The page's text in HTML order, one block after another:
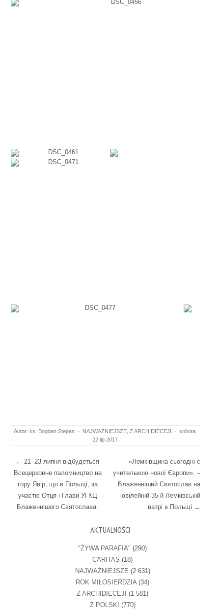
Autor: ks. Bogdan Stepan · NAJWAŻNIEJSZE, Z ARCHIDIECEJI · sobota,
22 lip 2017
Post navigation
← 21–23 липня відбудеться
Всецерковне паломництво на
гору Явір, що в Польщі, за
участю Отця і Глави УГКЦ
Блаженнішого Святослава.
«Лемківщина сьогодні є
учителькою нової Європи», –
Блаженніший Святослав на
ювілейній 35-й Лемківській
ватрі в Польщі →
AKTUALNOŚCI
"ŻYWA PARAFIA" (290)
CARITAS (18)
NAJWAŻNIEJSZE (2 631)
ROK MIŁOSIERDZIA (34)
Z ARCHIDIECEJI (1 581)
Z POLSKI (770)